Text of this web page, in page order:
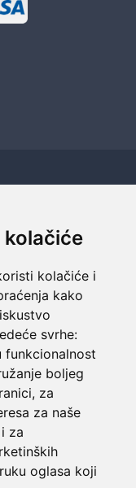
kolačiće i
kako
svrhe:
funkcionalnost
boljeg
, za
za naše
za
oglasa koji